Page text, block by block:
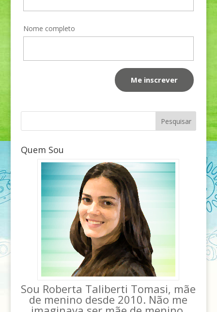
Nome completo
Quem Sou
Sou Roberta Taliberti Tomasi, mãe
de menino desde 2010. Não me